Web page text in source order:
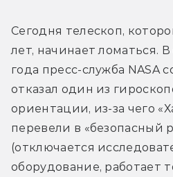
Сегодня телескоп,
лет, начинает ломаться.
года пресс-служба NASA
отказал один из
ориентации, из-за чего
перевели в «безопасный
(отключается
оборудование, работает